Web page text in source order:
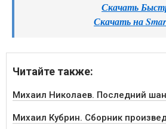
Скачать
Скачать на
Читайте также:
Михаил Николаев. Последний
Михаил Кубрин. Сборник